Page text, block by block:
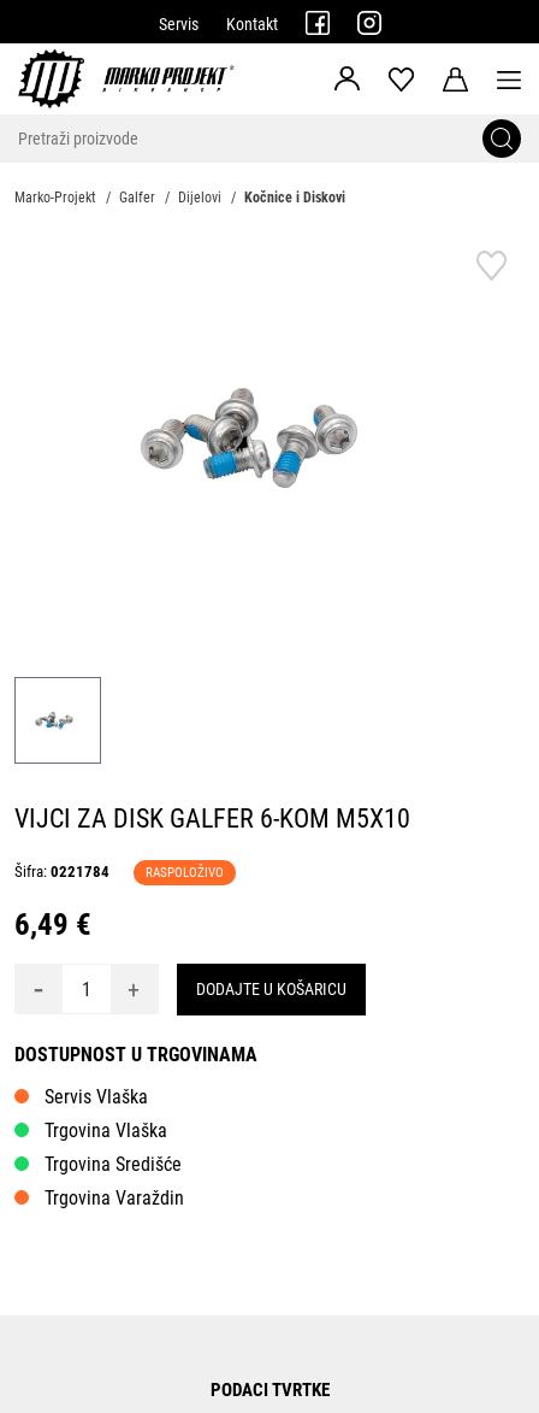
Servis Kontakt
Marko-Projekt Galfer Dijelovi Kočnice i Diskovi
VIJCI ZA DISK GALFER 6-KOM M5X10
Šifra: 0221784 RASPOLOŽIVO
6,49 €
- + DODAJTE U KOŠARICU
DOSTUPNOST U TRGOVINAMA
Servis Vlaška
Trgovina Vlaška
Trgovina Središće
Trgovina Varaždin
PODACI TVRTKE